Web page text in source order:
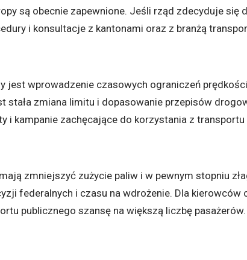
są obecnie zapewnione. Jeśli rząd zdecyduje się
i konsultacje z kantonami oraz z branżą
jest wprowadzenie czasowych ograniczeń
stała zmiana limitu i dopasowanie przepisów
i kampanie zachęcające do korzystania z transportu
zmniejszyć zużycie paliw i w pewnym stopniu
federalnych i czasu na wdrożenie. Dla kierowców
publicznego szansę na większą liczbę pasażerów.